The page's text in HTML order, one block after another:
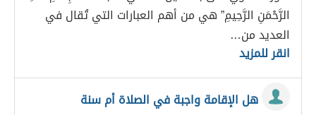
الرَّحْمَنِ الرَّحِيمِ” هي من أهم العبارات التي تُقال في
العديد من…
انقر للمزيد
هل الإقامة واجبة في الصلاة أم سنة